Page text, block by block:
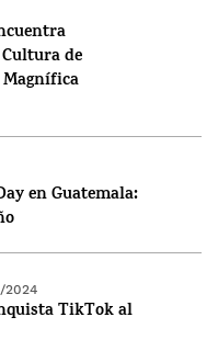
de
Magnífica
en Guatemala:
2024
TikTok al